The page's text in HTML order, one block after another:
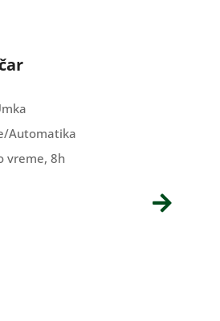
Automatika
vreme, 8h